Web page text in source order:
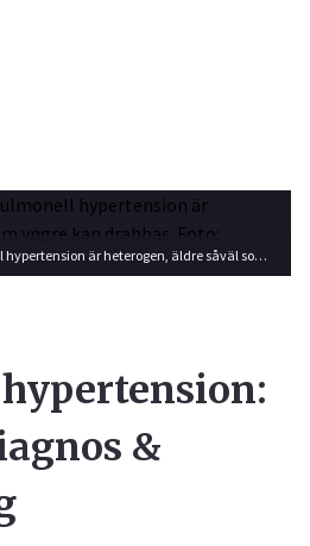
Patientgruppen med pulmonell hypertension är heterogen, äldre såväl som yngre kan drabbas. Foto: Shutterstock
&